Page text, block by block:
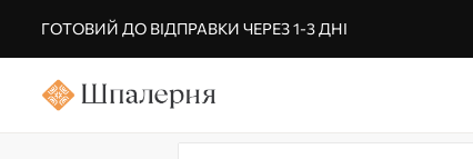
ГОТОВИЙ ДО ВІДПРАВКИ ЧЕРЕЗ 1-3 ДНІ